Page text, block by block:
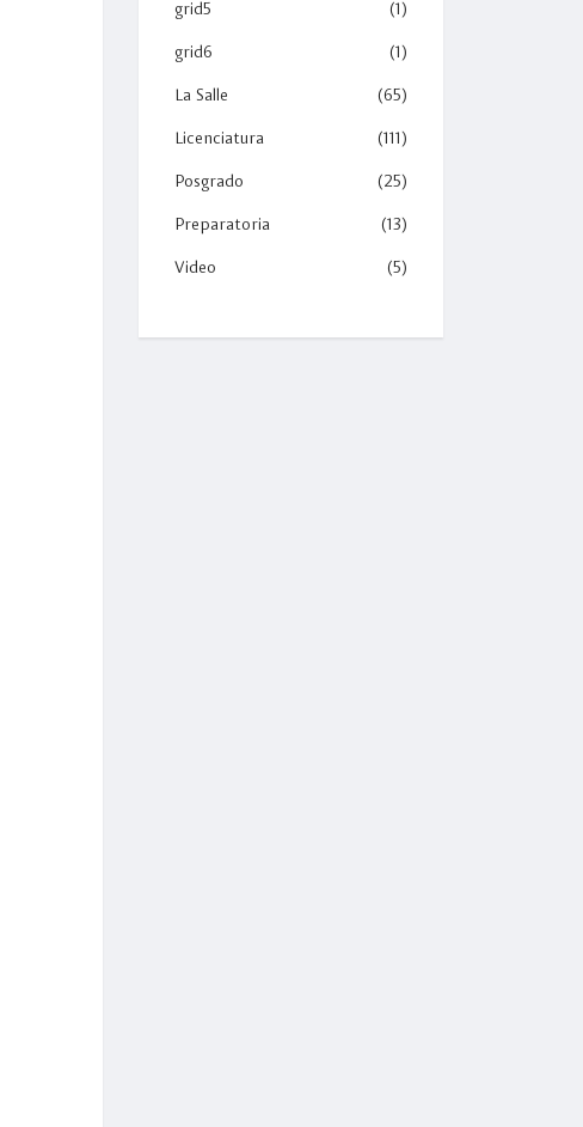
grid5 (1)
grid6 (1)
La Salle (65)
Licenciatura (111)
Posgrado (25)
Preparatoria (13)
Video (5)